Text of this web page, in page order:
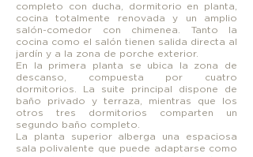
completo con ducha, dormitorio en planta,
cocina totalmente renovada y un amplio
salón-comedor con chimenea. Tanto la
cocina como el salón tienen salida directa al
jardín y a la zona de porche exterior.
En la primera planta se ubica la zona de
descanso, compuesta por cuatro
dormitorios. La suite principal dispone de
baño privado y terraza, mientras que los
otros tres dormitorios comparten un
segundo baño completo.
La planta superior alberga una espaciosa
sala polivalente que puede adaptarse como